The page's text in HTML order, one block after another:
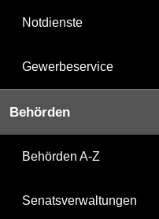
Notdienste
Gewerbeservice
Behörden
Behörden A-Z
Senatsverwaltungen